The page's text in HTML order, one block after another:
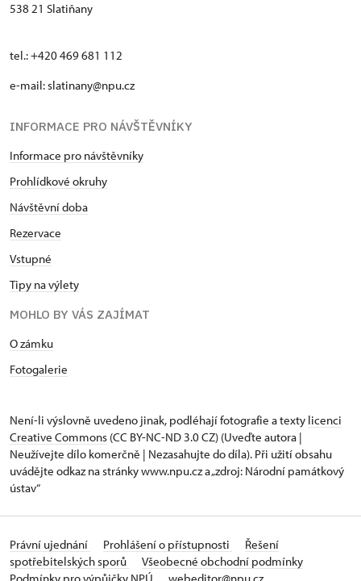
538 21 Slatiňany
tel.: +420 469 681 112
e-mail: slatinany@npu.cz
INFORMACE PRO NÁVŠTĚVNÍKY
Informace pro návštěvníky
Prohlídkové okruhy
Návštěvní doba
Rezervace
Vstupné
Tipy na výlety
MOHLO BY VÁS ZAJÍMAT
O zámku
Fotogalerie
Není-li výslovně uvedeno jinak, podléhají fotografie a texty licenci
Creative Commons (CC BY-NC-ND 3.0 CZ) (Uveďte autora |
Neužívejte dílo komerčně | Nezasahujte do díla). Při užití obsahu
uvádějte odkaz na stránky www.npu.cz a „zdroj: Národní památkový
ústav“
Právní ujednání Prohlášení o přístupnosti
Řešení
spotřebitelských sporů
Všeobecné obchodní podmínky